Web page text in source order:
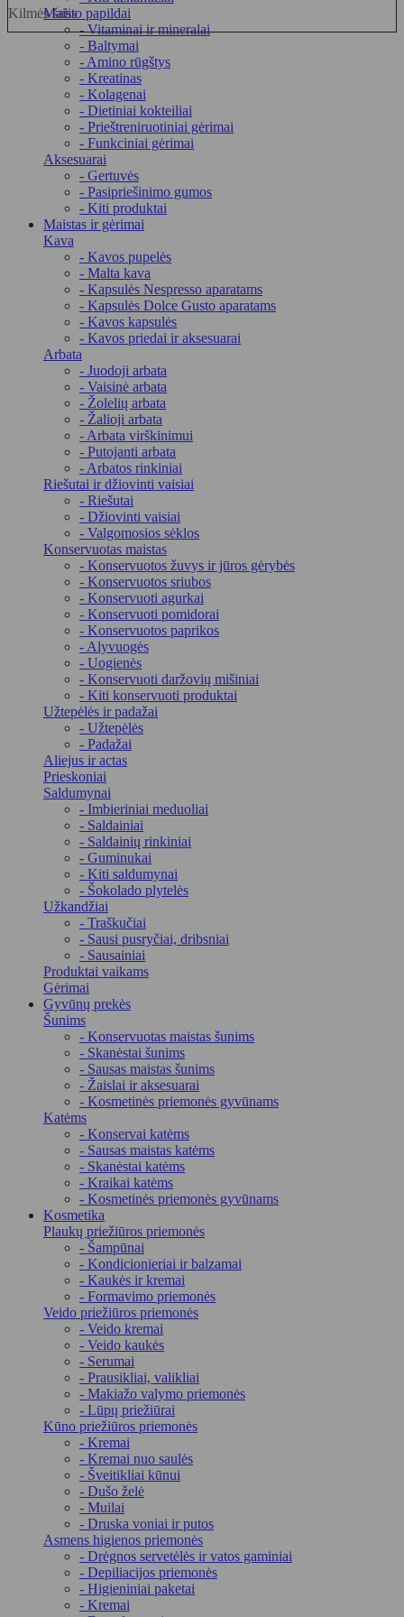
Maisto papildai
- Vitaminai ir mineralai
- Baltymai
- Amino rūgštys
- Kreatinas
- Kolagenai
- Dietiniai kokteiliai
- Prieštreniruotiniai gėrimai
- Funkciniai gėrimai
Aksesuarai
- Gertuvės
- Pasipriešinimo gumos
- Kiti produktai
Maistas ir gėrimai
Kava
- Kavos pupelės
- Malta kava
- Kapsulės Nespresso aparatams
- Kapsulės Dolce Gusto aparatams
- Kavos kapsulės
- Kavos priedai ir aksesuarai
Arbata
- Juodoji arbata
- Vaisinė arbata
- Žolelių arbata
- Žalioji arbata
- Arbata virškinimui
- Putojanti arbata
- Arbatos rinkiniai
Riešutai ir džiovinti vaisiai
- Riešutai
- Džiovinti vaisiai
- Valgomosios sėklos
Konservuotas maistas
- Konservuotos žuvys ir jūros gėrybės
- Konservuotos sriubos
- Konservuoti agurkai
- Konservuoti pomidorai
- Konservuotos paprikos
- Alyvuogės
- Uogienės
- Konservuoti daržovių mišiniai
- Kiti konservuoti produktai
Užtepėlės ir padažai
- Užtepėlės
- Padažai
Aliejus ir actas
Prieskoniai
Saldumynai
- Imbieriniai meduoliai
- Saldainiai
- Saldainių rinkiniai
- Guminukai
- Kiti saldumynai
- Šokolado plytelės
Užkandžiai
- Traškučiai
- Sausi pusryčiai, dribsniai
- Sausainiai
Produktai vaikams
Gėrimai
Gyvūnų prekės
Šunims
- Konservuotas maistas šunims
- Skanėstai šunims
- Sausas maistas šunims
- Žaislai ir aksesuarai
- Kosmetinės priemonės gyvūnams
Katėms
- Konservai katėms
- Sausas maistas katėms
- Skanėstai katėms
- Kraikai katėms
- Kosmetinės priemonės gyvūnams
Kosmetika
Plaukų priežiūros priemonės
- Šampūnai
- Kondicionieriai ir balzamai
- Kaukės ir kremai
- Formavimo priemonės
Veido priežiūros priemonės
- Veido kremai
- Veido kaukės
- Serumai
- Prausikliai, valikliai
- Makiažo valymo priemonės
- Lūpų priežiūrai
Kūno priežiūros priemonės
- Kremai
- Kremai nuo saulės
- Šveitikliai kūnui
- Dušo želė
- Muilai
- Druska voniai ir putos
Asmens higienos priemonės
- Drėgnos servetėlės ir vatos gaminiai
- Depiliacijos priemonės
- Higieniniai paketai
- Kremai
Kilmės šalis